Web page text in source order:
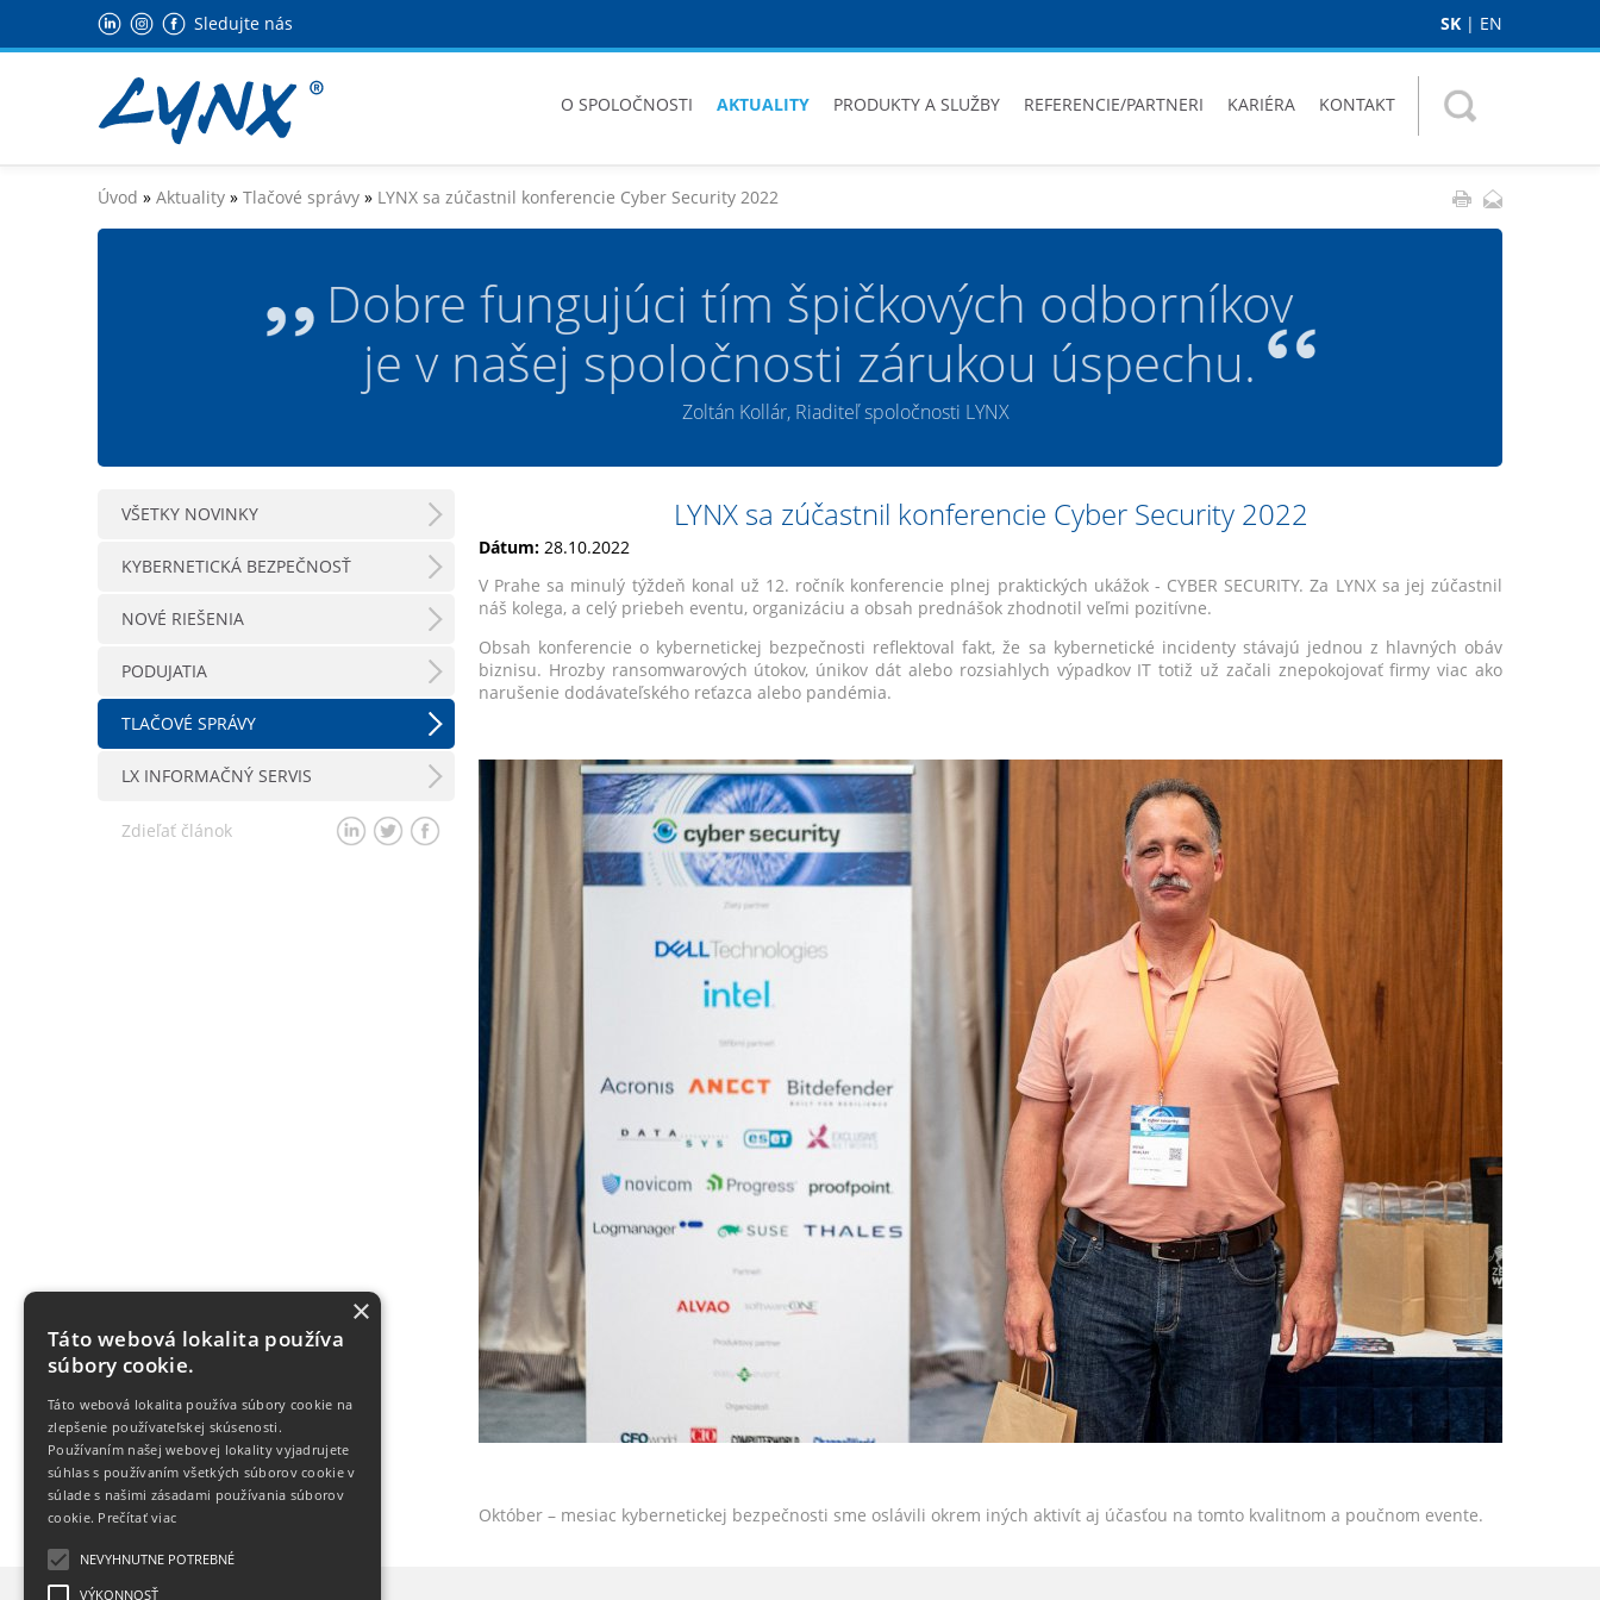
Sledujte nás SK | EN
O SPOLOČNOSTI AKTUALITY PRODUKTY A SLUŽBY REFERENCIE/PARTNERI KARIÉRA KONTAKT
Úvod » Aktuality » Tlačové správy » LYNX sa zúčastnil konferencie Cyber Security 2022
Dobre fungujúci tím špičkových odborníkov
je v našej spoločnosti zárukou úspechu.
Zoltán Kollár, Riaditeľ spoločnosti LYNX
LYNX sa zúčastnil konferencie Cyber Security 2022
Dátum: 28.10.2022
V Prahe sa minulý týždeň konal už 12. ročník konferencie plnej praktických ukážok - CYBER SECURITY. Za LYNX sa jej zúčastnil
náš kolega, a celý priebeh eventu, organizáciu a obsah prednášok zhodnotil veľmi pozitívne.
Obsah konferencie o kybernetickej bezpečnosti reflektoval fakt, že sa kybernetické incidenty stávajú jednou z hlavných obáv
biznisu. Hrozby ransomwarových útokov, únikov dát alebo rozsiahlych výpadkov IT totiž už začali znepokojovať firmy viac ako
narušenie dodávateľského reťazca alebo pandémia.
Október – mesiac kybernetickej bezpečnosti sme oslávili okrem iných aktivít aj účasťou na tomto kvalitnom a poučnom evente.
VŠETKY NOVINKY
KYBERNETICKÁ BEZPEČNOSŤ
NOVÉ RIEŠENIA
PODUJATIA
TLAČOVÉ SPRÁVY
LX INFORMAČNÝ SERVIS
Zdieľať článok
×
Táto webová lokalita používa
súbory cookie.
Táto webová lokalita používa súbory cookie na
zlepšenie používateľskej skúsenosti.
Používaním našej webovej lokality vyjadrujete
súhlas s používaním všetkých súborov cookie v
súlade s našimi zásadami používania súborov
cookie. Prečítať viac
NEVYHNUTNE POTREBNÉ
VÝKONNOSŤ